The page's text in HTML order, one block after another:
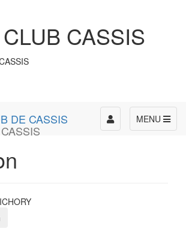
CASSIS
MENU
Toggle
navigation